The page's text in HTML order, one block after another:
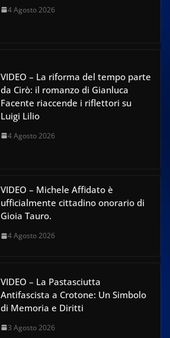
4 Agosto 2026
VIDEO – La riforma del tempo parte
da Cirò: il romanzo di Gianluca
Facente riaccende i riflettori su
Luigi Lilio
4 Agosto 2026
VIDEO – Michele Affidato è
ufficialmente cittadino onorario di
Gioia Tauro.
4 Agosto 2026
VIDEO – La Pastasciutta
Antifascista a Crotone: Un Simbolo
di Memoria e Diritti
3 Agosto 2026